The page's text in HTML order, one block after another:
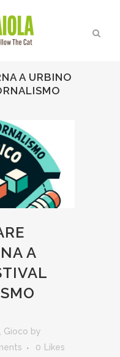
A URBINO
A
Gioco by
0
Likes